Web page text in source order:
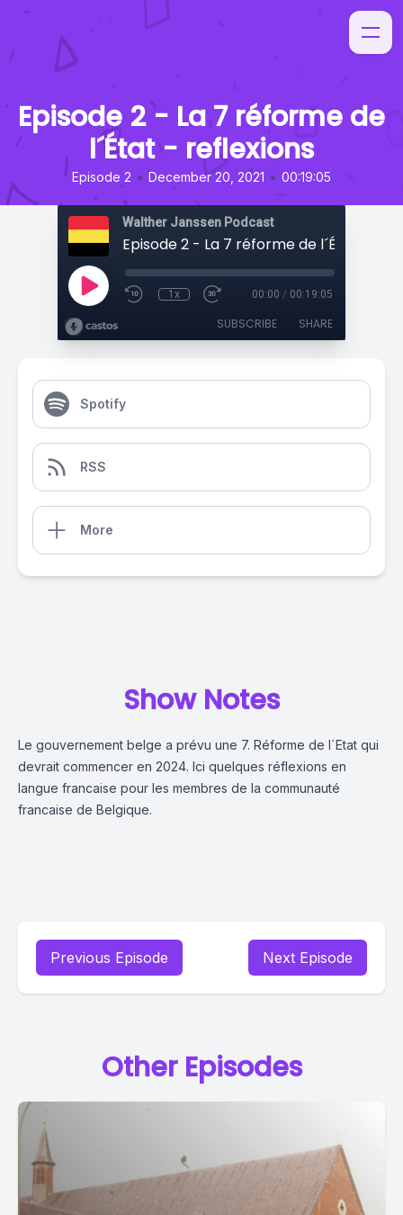
Episode 2 - La 7 réforme de
l´État - reflexions
Episode 2 • December 20, 2021 • 00:19:05
Walther Janssen Podcast
1x 00:00 / 00:19:05
SUBSCRIBE SHARE
Spotify
RSS
More
Show Notes
Le gouvernement belge a prévu une 7. Réforme de l´Etat qui
devrait commencer en 2024. Ici quelques réflexions en
langue francaise pour les membres de la communauté
francaise de Belgique.
Previous Episode Next Episode
Other Episodes